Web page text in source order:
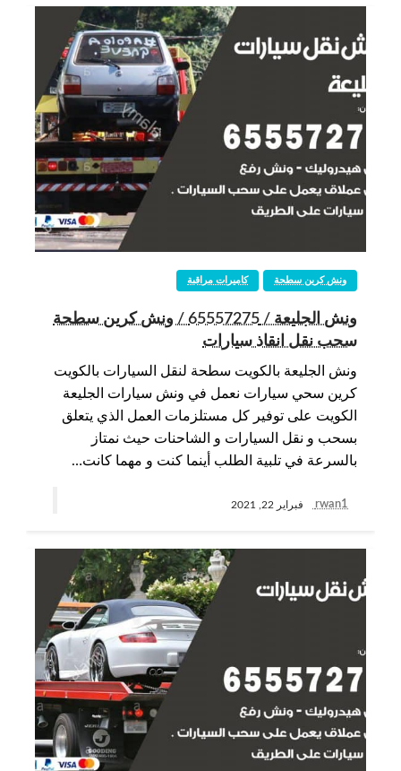
كاميرات مراقبة ونش كرين سطحة
ونش الجليعة / 65557275 / ونش كرين سطحة
سحب نقل انقاذ سيارات
ونش الجليعة بالكويت سطحة لنقل السيارات بالكويت
كرين سحي سيارات نعمل في ونش سيارات الجليعة
الكويت على توفير كل مستلزمات العمل الذي يتعلق
بسحب و نقل السيارات و الشاحنات حيث نمتاز
بالسرعة في تلبية الطلب أينما كنت و مهما كانت…
rwan1 فبراير 22, 2021